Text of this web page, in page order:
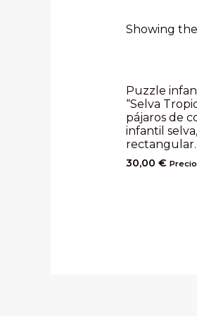
Showing
Puzzle
“Selva
pájaros de
infantil
rectangular.
30,00 €